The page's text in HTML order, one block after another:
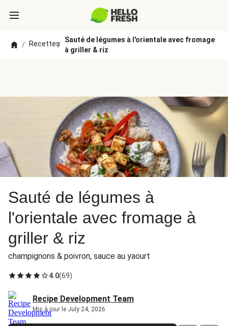
/ Recettes/
Sauté de légumes à l'orientale avec fromage
à griller & riz
Sauté de légumes à
l'orientale avec fromage à
griller & riz
champignons & poivron, sauce au yaourt
4.0(69)
Recipe Development Team
Mis à jour le July 24, 2026